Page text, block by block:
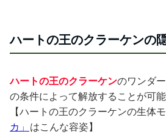
ハートの王のクラーケンの
ハートの王のクラーケンのワンダ
の条件によって解放することが可能
【ハートの王のクラーケンの生体モ
カ」 はこんな容姿】